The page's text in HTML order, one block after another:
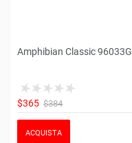
Amphibian Classic 96033G
$365 $384
ACQUISTA